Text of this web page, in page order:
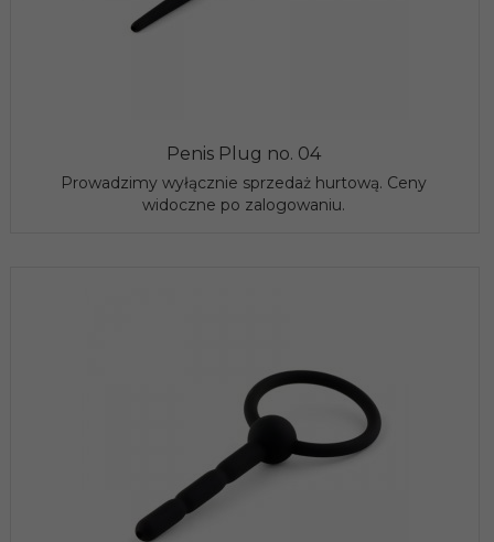
Penis Plug no. 04
Prowadzimy wyłącznie sprzedaż hurtową. Ceny
widoczne po zalogowaniu.